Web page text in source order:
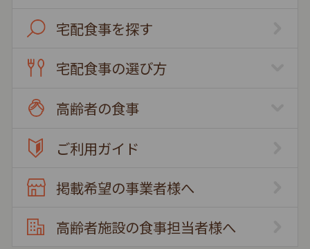
宅配食事を探す
宅配食事の選び方
高齢者の食事
ご利用ガイド
掲載希望の事業者様へ
高齢者施設の食事担当者様へ